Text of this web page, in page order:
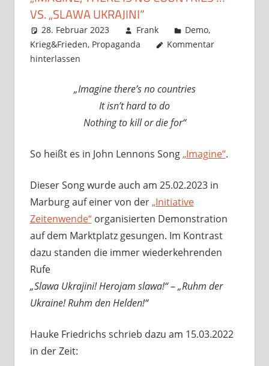
VS. „SLAWA UKRAJINI“
28. Februar 2023 Frank Demo,
Krieg&Frieden, Propaganda
Kommentar
hinterlassen
„Imagine there’s no countries
It isn’t hard to do
Nothing to kill or die for“
So heißt es in John Lennons Song„Imagine“.
Dieser Song wurde auch am 25.02.2023 in
Marburg auf einer von der„Initiative
Zeitenwende“organisierten Demonstration
auf dem Marktplatz gesungen. Im Kontrast
dazu standen die immer wiederkehrenden
Rufe
„Slawa Ukrajini! Herojam slawa!“–„Ruhm der
Ukraine! Ruhm den Helden!“
Hauke Friedrichs schrieb dazu am 15.03.2022
in der Zeit: